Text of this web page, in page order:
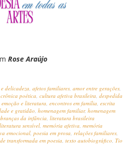
Rose Araújo
delicadeza afetos familiares amor entre gerações
crônica poética cultura afetiva brasileira despedida
emoção e literatura encontros em família escrita
e gratidão homenagem familiar, homenagem
da infância literatura brasileira
literatura sensível memória afetiva memória
emocional poesia em prosa relações familiares
transformada em poesia texto autobiográfico Tio